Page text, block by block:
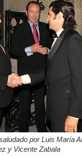
por Luis María
y Vicente Zabala